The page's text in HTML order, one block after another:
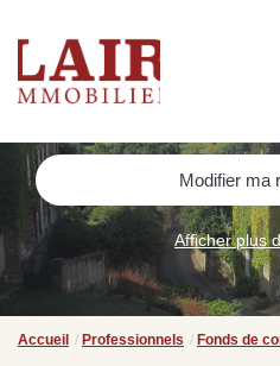
Immobilier
Nous
Nos services
Contact
Nos
SUIVEZ-NOUS SUR LES
NOS CONSEILS IMMO
pour vous
Modifier ma
Afficher plus
Accueil Professionnels Fonds de